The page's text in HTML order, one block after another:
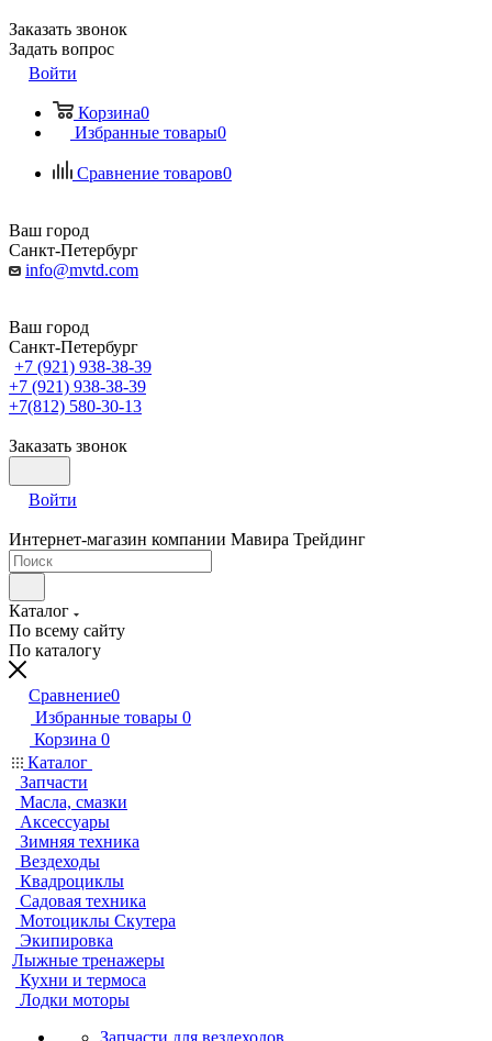
Заказать звонок
Задать вопрос
Войти
Корзина0
Избранные товары0
Сравнение товаров0
Ваш город
Санкт-Петербург
info@mvtd.com
Ваш город
Санкт-Петербург
+7 (921) 938-38-39
+7 (921) 938-38-39
+7(812) 580-30-13
Заказать звонок
Войти
Интернет-магазин компании Мавира Трейдинг
Каталог
По всему сайту
По каталогу
Сравнение0
Избранные товары 0
Корзина 0
Каталог
Запчасти
Масла, смазки
Аксессуары
Зимняя техника
Вездеходы
Квадроциклы
Садовая техника
Мотоциклы Скутера
Экипировка
Лыжные тренажеры
Кухни и термоса
Лодки моторы
Запчасти для вездеходов